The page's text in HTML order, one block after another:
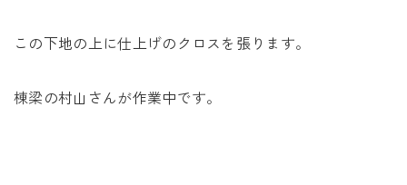
この下地の上に仕上げのクロスを張ります。
棟梁の村山さんが作業中です。